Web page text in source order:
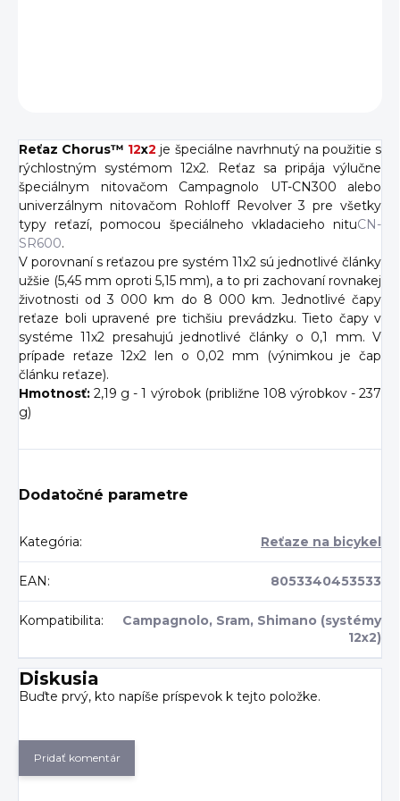
Reťaz Chorus™ 12x2 je špeciálne navrhnutý na použitie s
rýchlostným systémom 12x2. Reťaz sa pripája výlučne
špeciálnym nitovačom Campagnolo UT-CN300 alebo
univerzálnym nitovačom Rohloff Revolver 3 pre všetky
typy reťazí, pomocou špeciálneho vkladacieho nituCN-
SR600.
V porovnaní s reťazou pre systém 11x2 sú jednotlivé články
užšie (5,45 mm oproti 5,15 mm), a to pri zachovaní rovnakej
životnosti od 3 000 km do 8 000 km. Jednotlivé čapy
reťaze boli upravené pre tichšiu prevádzku. Tieto čapy v
systéme 11x2 presahujú jednotlivé články o 0,1 mm. V
prípade reťaze 12x2 len o 0,02 mm (výnimkou je čap
článku reťaze).
Hmotnosť: 2,19 g - 1 výrobok (približne 108 výrobkov - 237
g)
Dodatočné parametre
Kategória: Reťaze na bicykel
EAN : 8053340453533
Kompatibilita:
Campagnolo, Sram, Shimano (systémy
12x2)
Diskusia
Buďte prvý, kto napíše príspevok k tejto položke.
Pridať komentár